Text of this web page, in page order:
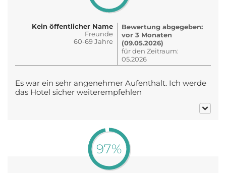
Kein öffentlicher Name
Freunde
60-69 Jahre
Bewertung abgegeben:
vor 3 Monaten
(09.05.2026)
für den Zeitraum:
05.2026
Es war ein sehr angenehmer Aufenthalt. Ich werde
das Hotel sicher weiterempfehlen
97%